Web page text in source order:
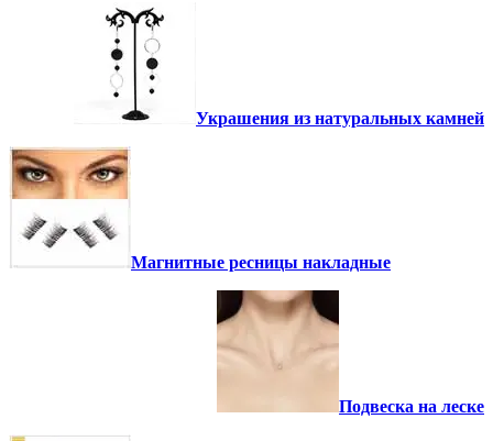
Украшения из натуральных камней
Магнитные ресницы накладные
Подвеска на леске